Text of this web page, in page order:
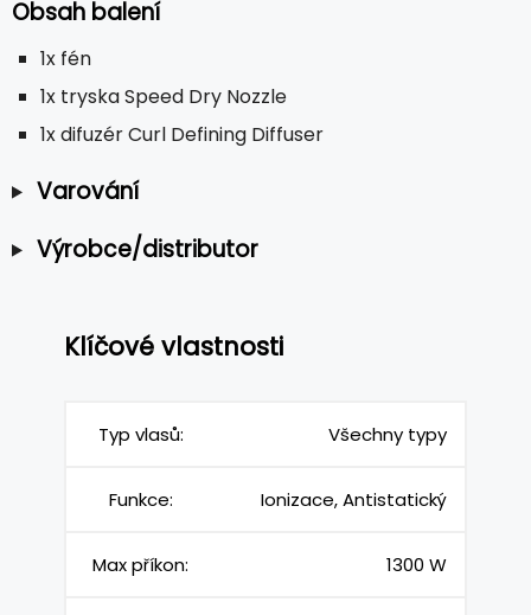
Obsah balení
1x fén
1x tryska Speed Dry Nozzle
1x difuzér Curl Defining Diffuser
Varování
Výrobce/distributor
Klíčové vlastnosti
Typ vlasů: Všechny typy
Funkce: Ionizace, Antistatický
Max příkon: 1300 W